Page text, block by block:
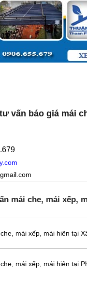
vấn báo giá mái
mái che, mái xếp,
mái xếp, mái hiên tại
mái xếp, mái hiên tại